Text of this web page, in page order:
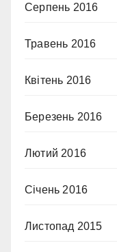
Серпень 2016
Травень 2016
Квітень 2016
Березень 2016
Лютий 2016
Січень 2016
Листопад 2015